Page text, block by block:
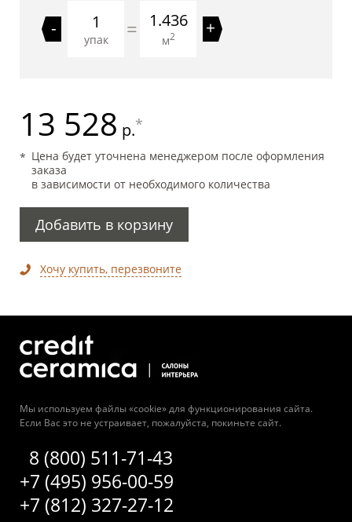
-
упак = 1.436
м2 +
13 528 р.*
Цена будет уточнена менеджером после оформления
заказа
в зависимости от необходимого количества
Добавить в корзину
Хочу купить, перезвоните
Мы используем файлы «cookie» для функционирования сайта.
Если Вас это не устраивает, пожалуйста, покиньте сайт.
8 (800) 511-71-43
+7 (495) 956-00-59
+7 (812) 327-27-12